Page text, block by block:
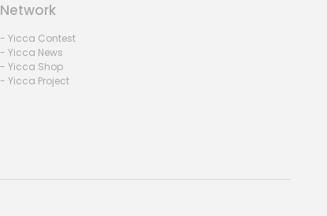
Network
- Yicca Contest
- Yicca News
- Yicca Shop
- Yicca Project